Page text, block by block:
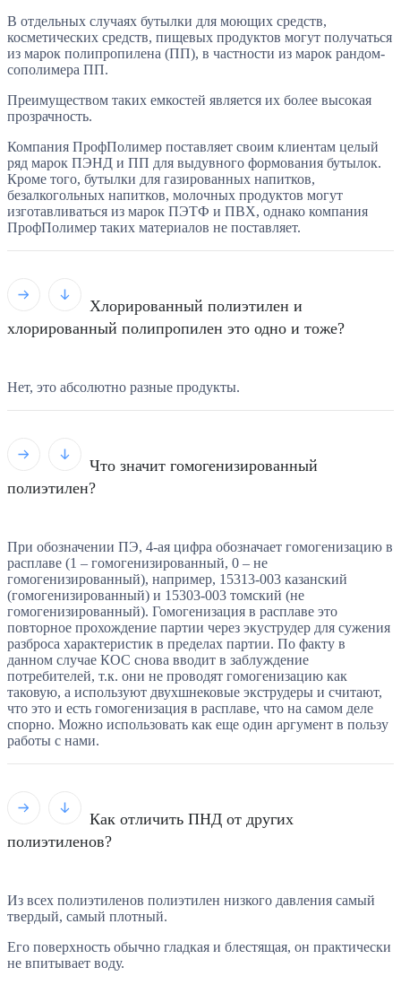
В отдельных случаях бутылки для моющих средств,
косметических средств, пищевых продуктов могут получаться
из марок полипропилена (ПП), в частности из марок рандом-
сополимера ПП.
Преимуществом таких емкостей является их более высокая
прозрачность.
Компания ПрофПолимер поставляет своим клиентам целый
ряд марок ПЭНД и ПП для выдувного формования бутылок.
Кроме того, бутылки для газированных напитков,
безалкогольных напитков, молочных продуктов могут
изготавливаться из марок ПЭТФ и ПВХ, однако компания
ПрофПолимер таких материалов не поставляет.
Хлорированный полиэтилен и
хлорированный полипропилен это одно и тоже?
Нет, это абсолютно разные продукты.
Что значит гомогенизированный
полиэтилен?
При обозначении ПЭ, 4-ая цифра обозначает гомогенизацию в
расплаве (1 – гомогенизированный, 0 – не
гомогенизированный), например, 15313-003 казанский
(гомогенизированный) и 15303-003 томский (не
гомогенизированный). Гомогенизация в расплаве это
повторное прохождение партии через экуструдер для сужения
разброса характеристик в пределах партии. По факту в
данном случае КОС снова вводит в заблуждение
потребителей, т.к. они не проводят гомогенизацию как
таковую, а используют двухшнековые экструдеры и считают,
что это и есть гомогенизация в расплаве, что на самом деле
спорно. Можно использовать как еще один аргумент в пользу
работы с нами.
Как отличить ПНД от других
полиэтиленов?
Из всех полиэтиленов полиэтилен низкого давления самый
твердый, самый плотный.
Его поверхность обычно гладкая и блестящая, он практически
не впитывает воду.